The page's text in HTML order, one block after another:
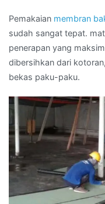
Pemakaian membran
sudah sangat tepat.
penerapan yang
dibersihkan dari
bekas paku-paku.